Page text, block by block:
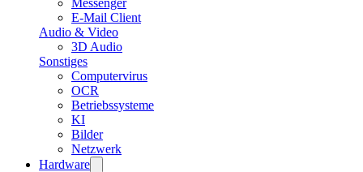
E-Mail Client
Audio & Video
3D Audio
Sonstiges
Computervirus
OCR
Betriebssysteme
KI
Bilder
Netzwerk
Hardware